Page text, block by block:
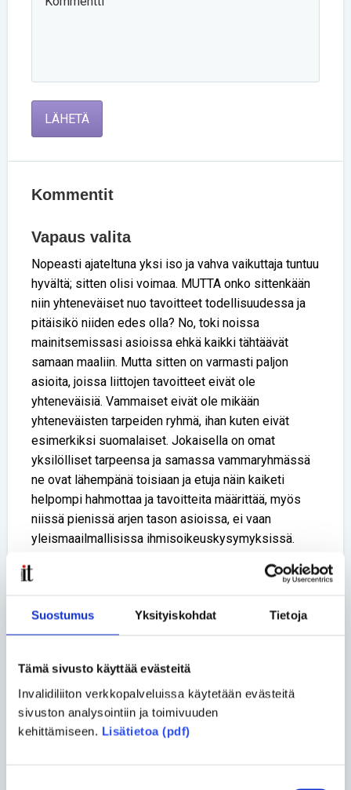
Suostumus Yksityiskohdat Tietoja
Tämä sivusto käyttää evästeitä
Invalidiliiton verkkopalveluissa käytetään evästeitä
sivuston analysointiin ja toimivuuden
kehittämiseen. Lisätietoa (pdf)
LÄHETÄ
Kommentit
Vapaus valita
Nopeasti ajateltuna yksi iso ja vahva vaikuttaja tuntuu
hyvältä; sitten olisi voimaa. MUTTA onko sittenkään
niin yhteneväiset nuo tavoitteet todellisuudessa ja
pitäisikö niiden edes olla? No, toki noissa
mainitsemissasi asioissa ehkä kaikki tähtäävät
samaan maaliin. Mutta sitten on varmasti paljon
asioita, joissa liittojen tavoitteet eivät ole
yhteneväisiä. Vammaiset eivät ole mikään
yhteneväisten tarpeiden ryhmä, ihan kuten eivät
esimerkiksi suomalaiset. Jokaisella on omat
yksilölliset tarpeensa ja samassa vammaryhmässä
ne ovat lähempänä toisiaan ja etuja näin kaiketi
helpompi hahmottaa ja tavoitteita määrittää, myös
niissä pienissä arjen tason asioissa, ei vaan
yleismaailmallisissa ihmisoikeuskysymyksissä.
Varmasti jokaisella puolueella on omasta mielestään
sitten rittäisi yksi puolue? Mikä se on jossa on vain
yksi puolue? Ei ainakaan demokratia. Jos
niin se on mielestäni toisen suuren järjestön
aikaansaaminen. Nyt Invalidiliitto on liian suuri
verrattuna muihin kentän toimijoihin. Olisi hyvä, jos
olisi avointa vuoropuhelua alan teemoista ja muitakin